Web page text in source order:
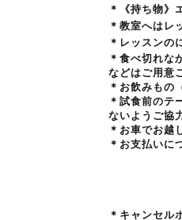
＊《持ち物》
＊教室へはレ
＊レッスンの
＊食べ切れな
などはご用意
＊お飲みもの
＊試食前のテ
ないようご協
＊お車でお越
＊お支払いに
＊キャンセル